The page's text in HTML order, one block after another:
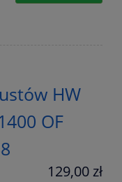
HW
OF
129,00 zł